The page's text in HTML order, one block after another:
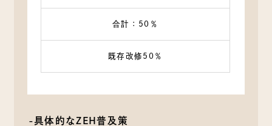
合計：50％
既存改修50％
-具体的なZEH普及策